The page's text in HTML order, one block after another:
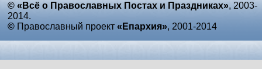
© «Всё о Православных Постах и Праздниках», 2003-
2014.
© Православный проект «Епархия», 2001-2014